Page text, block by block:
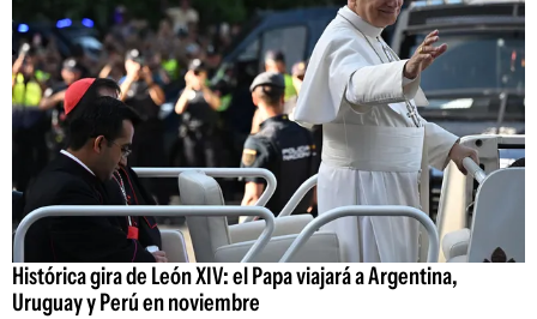
Histórica gira de León XIV: el Papa viajará a Argentina,
Uruguay y Perú en noviembre